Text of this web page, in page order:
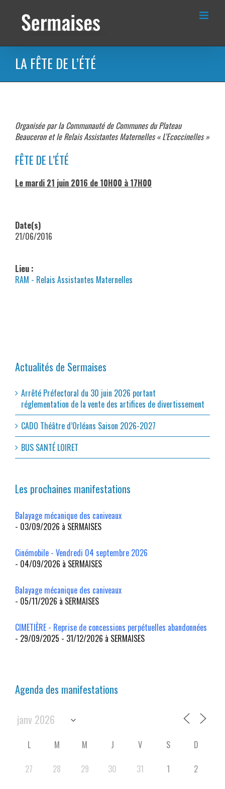
contenu
LA FÊTE DE L’ÉTÉ
Organisée par la Communauté de Communes du Plateau
Beauceron et le Relais Assistantes Maternelles « L’Ecoccinelles »
FÊTE DE L’ÉTÉ
Le mardi 21 juin 2016 de 10H00 à 17H00
Date(s)
21/06/2016
Lieu :
RAM - Relais Assistantes Maternelles
Actualités de Sermaises
Arrêté Préfectoral du 30 juin 2026 portant
réglementation de la vente des artifices de divertissement
CADO Théâtre d’Orléans Saison 2026-2027
BUS SANTÉ LOIRET
Les prochaines manifestations
Balayage mécanique des caniveaux
- 03/09/2026 à SERMAISES
Cinémobile - Vendredi 04 septembre 2026
- 04/09/2026 à SERMAISES
Balayage mécanique des caniveaux
- 05/11/2026 à SERMAISES
CIMETIÈRE - Reprise de concessions perpétuelles abandonnées
- 29/09/2025 - 31/12/2026 à SERMAISES
Agenda des manifestations
L M M J V S
D
27
28 29 30 31 1 2